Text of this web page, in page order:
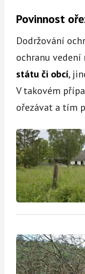
Povinnost
Dodržování
ochranu vedení
státu či obcí,
V takovém
ořezávat a tím